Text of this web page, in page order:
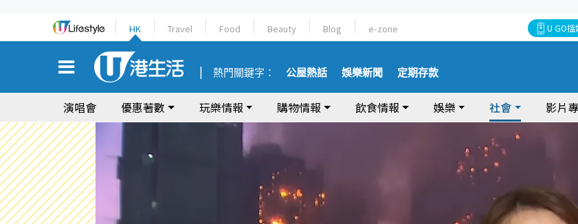
HK Travel Food Beauty Blog e-zone U GO搵
熱門關鍵字： 公屋熱話 娛樂新聞 定期存款
演唱會 優惠著數 玩樂情報 購物情報 飲食情報 娛樂 社會 影片